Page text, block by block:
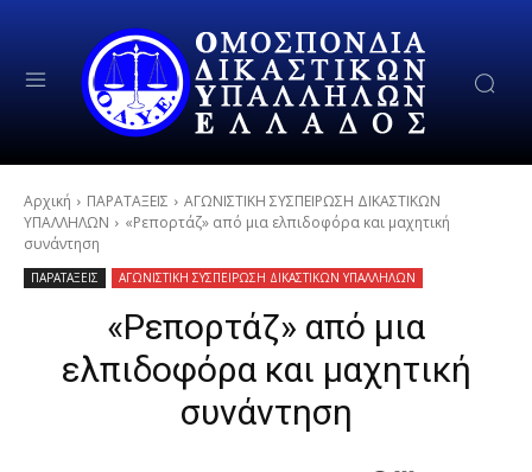
Αρχική ΠΑΡΑΤΑΞΕΙΣ
ΑΓΩΝΙΣΤΙΚΗ ΣΥΣΠΕΙΡΩΣΗ ΔΙΚΑΣΤΙΚΩΝ
ΥΠΑΛΛΗΛΩΝ
«Ρεπορτάζ» από μια ελπιδοφόρα και μαχητική
συνάντηση
ΠΑΡΑΤΑΞΕΙΣ ΑΓΩΝΙΣΤΙΚΗ ΣΥΣΠΕΙΡΩΣΗ ΔΙΚΑΣΤΙΚΩΝ ΥΠΑΛΛΗΛΩΝ
«Ρεπορτάζ» από μια
ελπιδοφόρα και μαχητική
συνάντηση